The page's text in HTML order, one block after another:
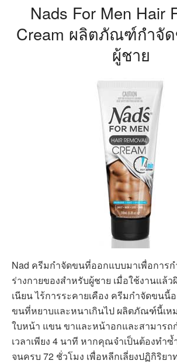
Nads For Men Hair
Cream ผลิตภัณฑ์กำจั
ผู้ชาย
Nad ครีมกำจัดขนที่ออกแบบมาเพื่อการ
ร่างกายของสำหรับผู้ชาย เมื่อใช้งานแล้
เนียน ไร้การระคายเคือง ครีมกำจัดขนนี้
ขนที่หยาบและหนาเกินไป ผลิตภัณฑ์นี้เห
ใบหน้า แขน ขาและหน้าอกและสามารถ
เวลาเพียง 4 นาที หากคุณจำเป็นต้องทำซ้
จนครบ 72 ชั่วโมง เพื่อหลีกเลี่ยงปฏิกิริยา